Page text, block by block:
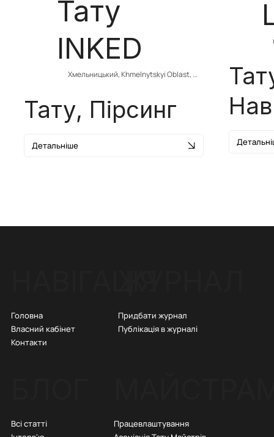
Тату
INKED
Хмельницький, Khmelnytskyi Oblast,
Тату, Пірсинг
Детальніше
Головна
Власний кабінет
Контакти
Придбати журнал
Публікація в журналі
Всі статті
Працевлаштування